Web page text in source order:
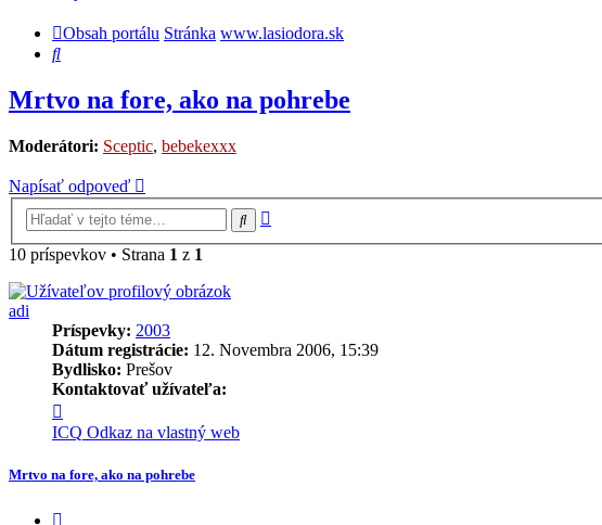
Obsah portálu Stránka www.lasiodora.sk
Hľadať
Mrtvo na fore, ako na pohrebe
Moderátori: Sceptic, bebekexxx
Napísať odpoveď
Hľadať
10 príspevkov • Strana 1 z 1
adi
Príspevky: 2003
Dátum registrácie: 12. Novembra 2006, 15:39
Bydlisko: Prešov
Kontaktovať užívateľa:
informácie
užívateľa
adi
ICQ Odkaz na vlastný web
Mrtvo na fore, ako na pohrebe